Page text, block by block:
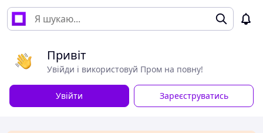
Привіт
Увійди і використовуй Пром на повну!
Увійти Зареєструватись